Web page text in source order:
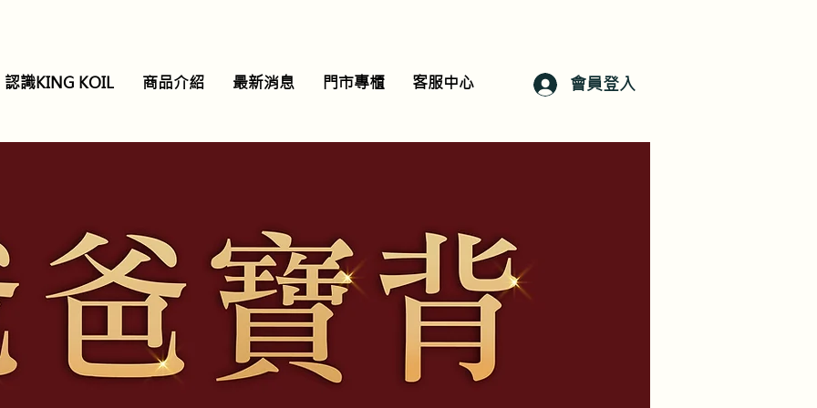
認識KING KOIL 商品介紹 最新消息 門市專櫃 客服中心 會員登入